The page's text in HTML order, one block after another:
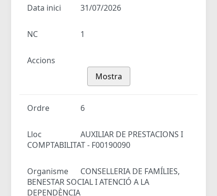
Data inici 31/07/2026
NC 1
Accions
Mostra
Ordre 6
Lloc
AUXILIAR DE PRESTACIONS I
COMPTABILITAT - F00190090
Organisme
CONSELLERIA DE FAMÍLIES,
BENESTAR SOCIAL I ATENCIÓ A LA
DEPENDÈNCIA